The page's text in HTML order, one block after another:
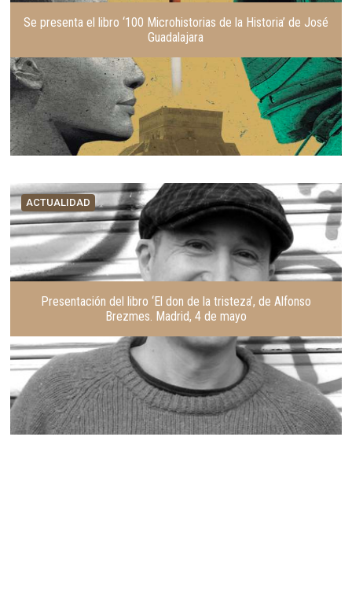
Se presenta el libro ‘100 Microhistorias de la Historia’ de José
Guadalajara
ACTUALIDAD
Presentación del libro ‘El don de la tristeza’, de Alfonso
Brezmes. Madrid, 4 de mayo